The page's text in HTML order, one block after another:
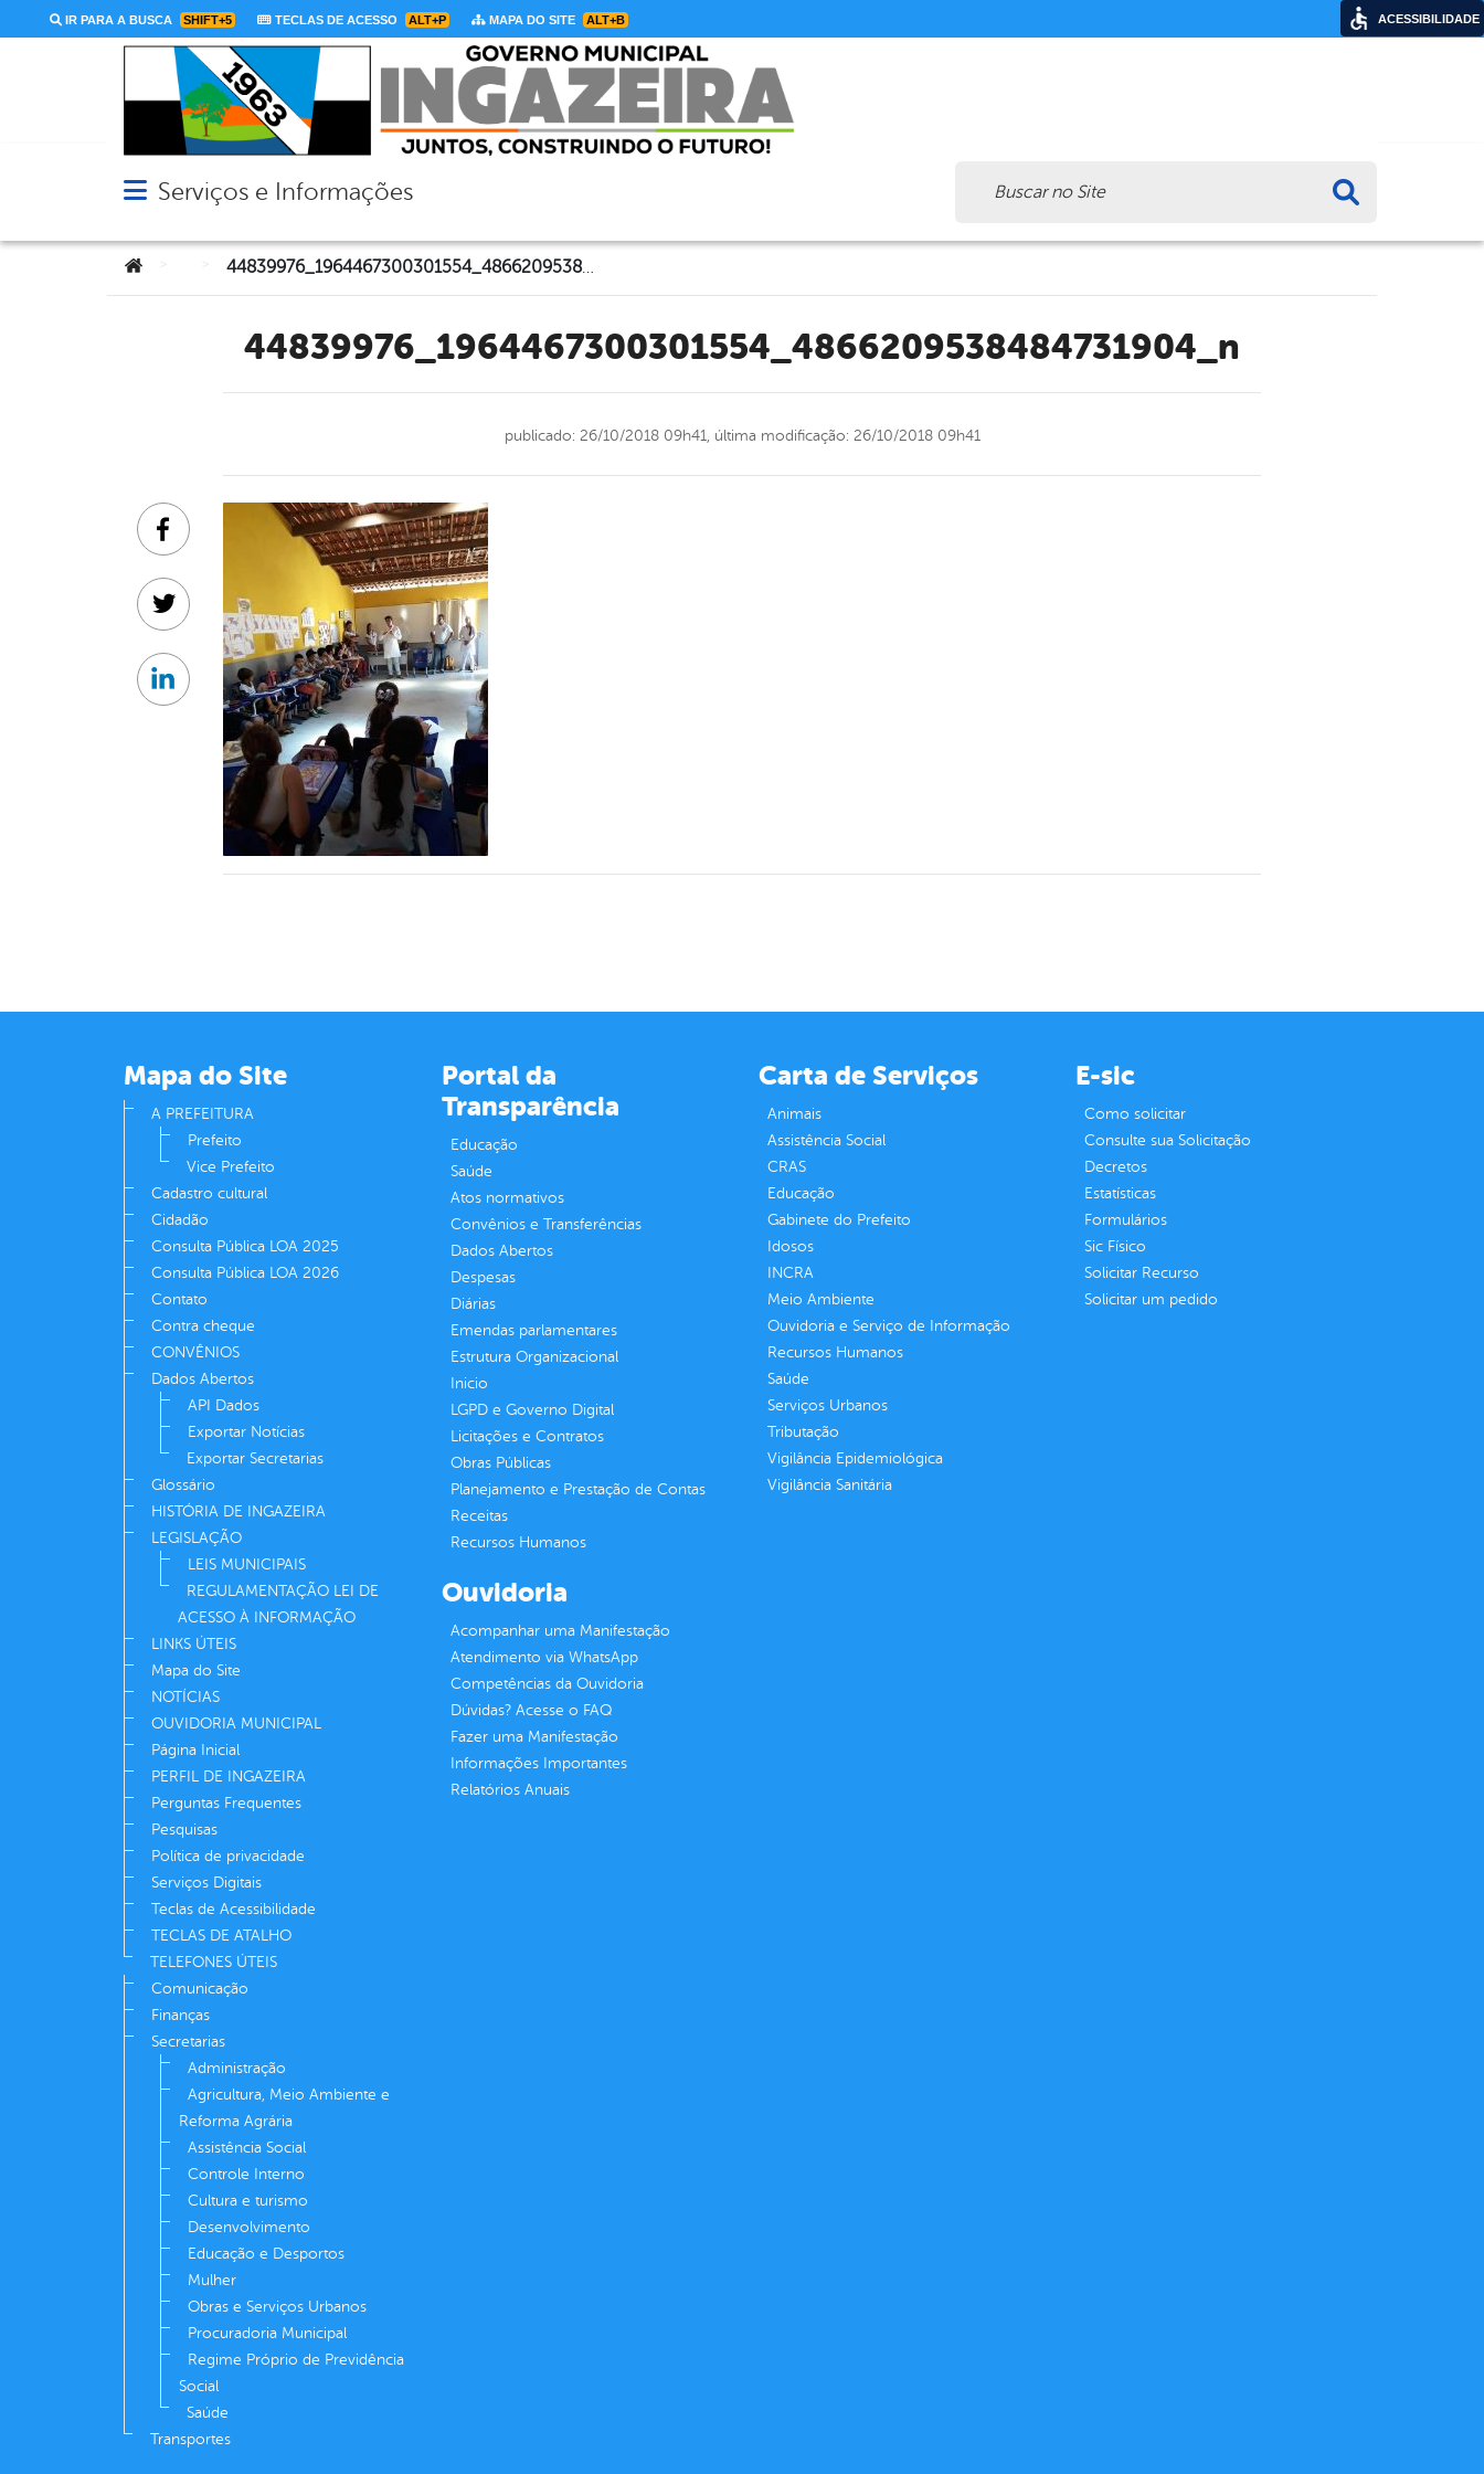
IR PARA A BUSCA SHIFT+5 TECLAS DE ACESSO ALT+P MAPA DO SITE ALT+B
Abrir menu principal de navegação
Serviços e Informações
Você está aqui: 44839976_1964467300301554_4866209538484731904_n
44839976_1964467300301554_4866209538484731904_n
publicado: 26/10/2018 09h41, última modificação: 26/10/2018 09h41
Facebook
Twitter
Linkedin
Mapa do Site
A PREFEITURA
Prefeito
Vice Prefeito
Cadastro cultural
Cidadão
Consulta Pública LOA 2025
Consulta Pública LOA 2026
Contato
Contra cheque
CONVÊNIOS
Dados Abertos
API Dados
Exportar Notícias
Exportar Secretarias
Glossário
HISTÓRIA DE INGAZEIRA
LEGISLAÇÃO
LEIS MUNICIPAIS
REGULAMENTAÇÃO LEI DE
ACESSO À INFORMAÇÃO
LINKS ÚTEIS
Mapa do Site
NOTÍCIAS
OUVIDORIA MUNICIPAL
Página Inicial
PERFIL DE INGAZEIRA
Perguntas Frequentes
Pesquisas
Política de privacidade
Serviços Digitais
Teclas de Acessibilidade
TECLAS DE ATALHO
TELEFONES ÚTEIS
Comunicação
Finanças
Secretarias
Administração
Agricultura, Meio Ambiente e
Reforma Agrária
Assistência Social
Controle Interno
Cultura e turismo
Desenvolvimento
Educação e Desportos
Mulher
Obras e Serviços Urbanos
Procuradoria Municipal
Regime Próprio de Previdência
Social
Saúde
Transportes
Portal da
Transparência
Educação
Saúde
Atos normativos
Convênios e Transferências
Dados Abertos
Despesas
Diárias
Emendas parlamentares
Estrutura Organizacional
Inicio
LGPD e Governo Digital
Licitações e Contratos
Obras Públicas
Planejamento e Prestação de Contas
Receitas
Recursos Humanos
Carta de Serviços
Animais
Assistência Social
CRAS
Educação
Gabinete do Prefeito
Idosos
INCRA
Meio Ambiente
Ouvidoria e Serviço de Informação
Recursos Humanos
Saúde
Serviços Urbanos
Tributação
Vigilância Epidemiológica
Vigilância Sanitária
E-sic
Como solicitar
Consulte sua Solicitação
Decretos
Estatísticas
Formulários
Sic Físico
Solicitar Recurso
Solicitar um pedido
Ouvidoria
Acompanhar uma Manifestação
Atendimento via WhatsApp
Competências da Ouvidoria
Dúvidas? Acesse o FAQ
Fazer uma Manifestação
Informações Importantes
Relatórios Anuais
ACESSIBILIDADE